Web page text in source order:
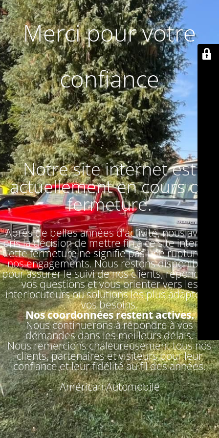
Merci pour votre
confiance
Notre site internet est
actuellement en cours de
fermeture.
Après de belles années d'activité, nous avons
pris la décision de mettre fin à ce site internet.
Cette fermeture ne signifie pas une rupture de
nos engagements. Nous restons disponibles
pour assurer le suivi de nos clients, répondre à
vos questions et vous orienter vers les
interlocuteurs ou solutions les plus adaptés à
vos besoins.
Nos coordonnées restent actives.
Nous continuerons à répondre à vos
demandes dans les meilleurs délais.
Nous remercions chaleureusement tous nos
clients, partenaires et visiteurs pour leur
confiance et leur fidélité au fil des années.
Américan Automobile